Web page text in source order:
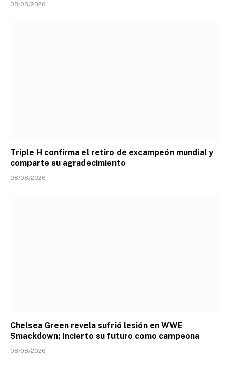
08/08/2026
Triple H confirma el retiro de excampeón mundial y
comparte su agradecimiento
08/08/2026
Chelsea Green revela sufrió lesión en WWE
Smackdown; Incierto su futuro como campeona
08/08/2026